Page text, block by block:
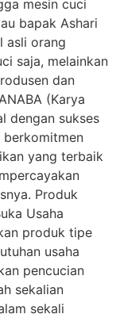
mesin cuci
bapak Ashari
asli orang
saja, melainkan
dan
(Karya
dengan sukses
berkomitmen
yang terbaik
Produk
Usaha
produk tipe
usaha
pencucian
sekalian
sekali